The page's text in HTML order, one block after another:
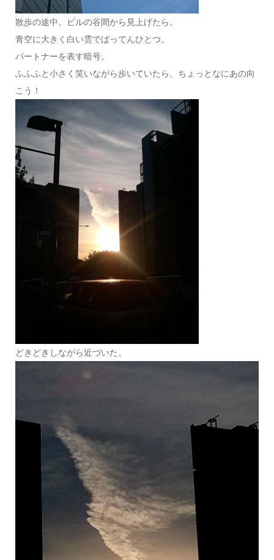
散歩の途中。ビルの谷間から見上げたら。
青空に大きく白い雲でばってんひとつ。
パートナーを表す暗号。
ふふふと小さく笑いながら歩いていたら、ちょっとなにあの向
こう！
どきどきしながら近づいた。